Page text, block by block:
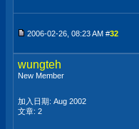
2006-02-26, 08:23 AM #32
wungteh
New Member
加入日期: Aug 2002
文章: 2